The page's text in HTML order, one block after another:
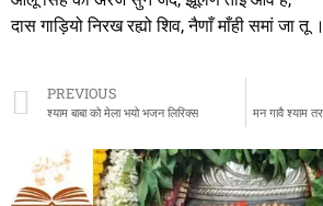
दास गाड़ियो निरख रह्यो शिव, नैणाँ माँही समां जा तू
PREVIOUS
श्याम बाबा को मेला भयो भजन लिरिक्स मन गावै श्याम